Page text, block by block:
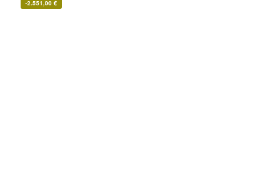
-2.551,00 €